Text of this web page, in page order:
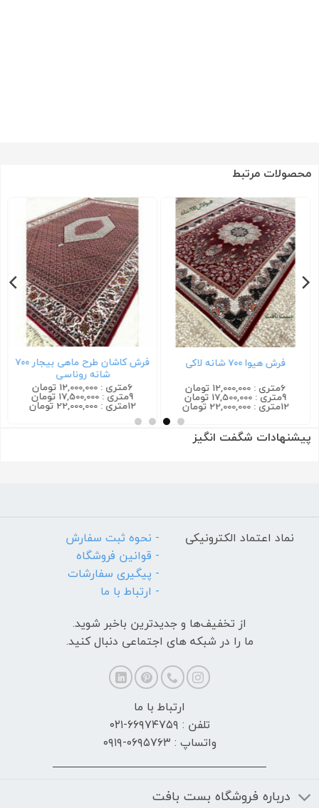
محصولات مرتبط
فرش هیوا ۷۰۰ شانه لاکی
6متری : 12,000,000 تومان
9متری : 17,500,000 تومان
12متری : 22,000,000 تومان
فرش کاشان طرح ماهی بیجار ۷۰۰
شانه روناسی
6متری : 12,000,000 تومان
9متری : 17,500,000 تومان
12متری : 22,000,000 تومان
پیشنهادات شگفت انگیز
نماد اعتماد الکترونیکی
- نحوه ثبت سفارش
- قوانین فروشگاه
- پیگیری سفارشات
- ارتباط با ما
از تخفیف‌ها و جدیدترین‌ باخبر شوید.
ما را در شبکه های اجتماعی دنبال کنید.
ارتباط با ما
تلفن : ۶۶۹۷۴۷۵۹-۰۲۱
واتساپ : ۰۶۹۵۷۶۳-۰۹۱۹
درباره فروشگاه بست بافت